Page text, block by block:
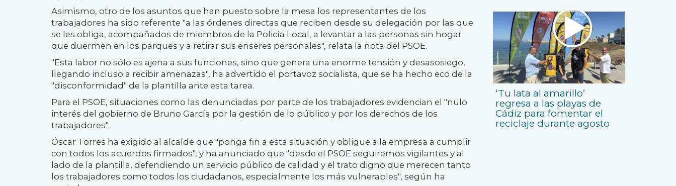
Asimismo, otro de los asuntos que han puesto sobre la mesa los representantes de los
trabajadores ha sido referente "a las órdenes directas que reciben desde su delegación por las que
se les obliga, acompañados de miembros de la Policía Local, a levantar a las personas sin hogar
que duermen en los parques y a retirar sus enseres personales", relata la nota del PSOE.
"Esta labor no sólo es ajena a sus funciones, sino que genera una enorme tensión y desasosiego,
llegando incluso a recibir amenazas", ha advertido el portavoz socialista, que se ha hecho eco de la
"disconformidad" de la plantilla ante esta tarea.
Para el PSOE, situaciones como las denunciadas por parte de los trabajadores evidencian el "nulo
interés del gobierno de Bruno García por la gestión de lo público y por los derechos de los
trabajadores".
Óscar Torres ha exigido al alcalde que "ponga fin a esta situación y obligue a la empresa a cumplir
con todos los acuerdos firmados", y ha anunciado que "desde el PSOE seguiremos vigilantes y al
lado de la plantilla, defendiendo un servicio público de calidad y el trato digno que merecen tanto
los trabajadores como todos los ciudadanos, especialmente los más vulnerables", según ha
‘Tu lata al amarillo’
regresa a las playas de
Cádiz para fomentar el
reciclaje durante agosto